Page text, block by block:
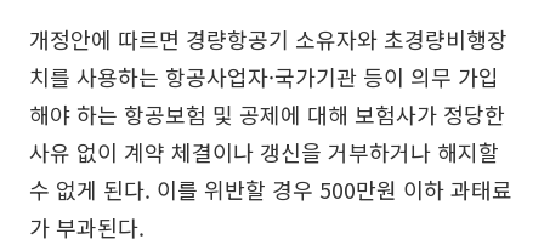
개정안에 따르면 경량항공기 소유자와 초경량비행장
치를 사용하는 항공사업자·국가기관 등이 의무 가입
해야 하는 항공보험 및 공제에 대해 보험사가 정당한
사유 없이 계약 체결이나 갱신을 거부하거나 해지할
수 없게 된다. 이를 위반할 경우 500만원 이하 과태료
가 부과된다.